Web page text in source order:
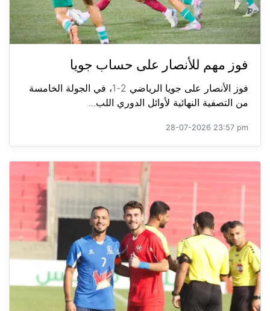
فوز مهم للأنصار على حساب جويا
فوز الأنصار على جويا الرياضي 2-1، في الجولة الخامسة
من التصفية النهائية لأوائل الدوري اللب...
28-07-2026 23:57 pm